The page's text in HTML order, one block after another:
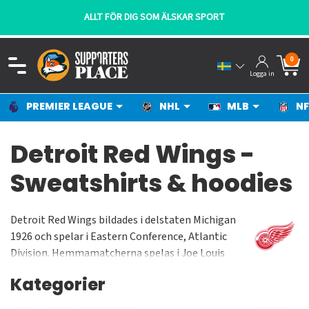
ALLT FÖR DIG SOM ÄLSKAR SPORT
Logga in
0
PREMIER LEAGUE NHL MLB
Detroit Red Wings -
Sweatshirts & hoodies
Detroit Red Wings bildades i delstaten Michigan
1926 och spelar i Eastern Conference, Atlantic
Division. Hemmamatcherna spelas i Joe Louis
besökare under match. Laget har vunnit Stanley
Kategorier